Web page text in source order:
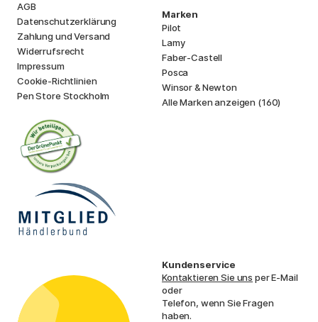
AGB
Datenschutzerklärung
Zahlung und Versand
Widerrufsrecht
Impressum
Cookie-Richtlinien
Pen Store Stockholm
Marken
Pilot
Lamy
Faber-Castell
Posca
Winsor & Newton
Alle Marken anzeigen (160)
Kundenservice
Kontaktieren Sie uns per E-Mail
oder
Telefon, wenn Sie Fragen
haben.